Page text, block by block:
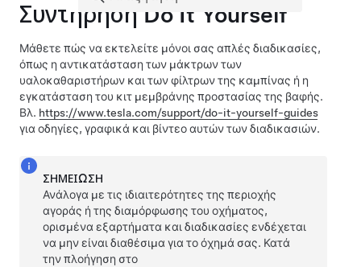
Συντήρηση Do It Yourself
Μάθετε πώς να εκτελείτε μόνοι σας απλές διαδικασίες,
όπως η αντικατάσταση των μάκτρων των
υαλοκαθαριστήρων και των φίλτρων της καμπίνας ή η
εγκατάσταση του κιτ μεμβράνης προστασίας της βαφής.
Βλ. https://www.tesla.com/support/do-it-yourself-guides
για οδηγίες, γραφικά και βίντεο αυτών των διαδικασιών.
ΣΗΜΕΊΩΣΗ
Ανάλογα με τις ιδιαιτερότητες της περιοχής
αγοράς ή της διαμόρφωσης του οχήματος,
ορισμένα εξαρτήματα και διαδικασίες ενδέχεται
να μην είναι διαθέσιμα για το όχημά σας. Κατά
την πλοήγηση στο